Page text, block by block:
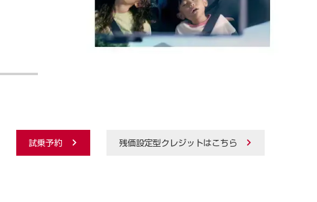
試乗予約 残価設定型クレジットはこちら